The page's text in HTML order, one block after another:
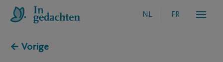
NL FR
← Vorige